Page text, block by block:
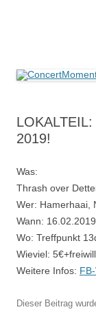
2019!
Was:
Thrash over
Wer: Hamerhaai,
Wann: 16.02.2019
Wo: Treffpunkt
Wieviel:
Weitere Infos:
Dieser Beitrag